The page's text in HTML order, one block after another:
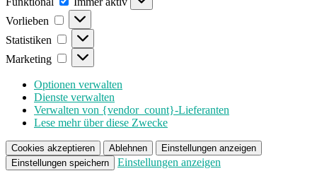
Vorlieben
Vorlieben
Statistiken Statistiken
Marketing Marketing
Optionen verwalten
Dienste verwalten
Verwalten von {vendor_count}-Lieferanten
Lese mehr über diese Zwecke
Cookies akzeptieren Ablehnen
Einstellungen anzeigen
Einstellungen speichern
Einstellungen anzeigen